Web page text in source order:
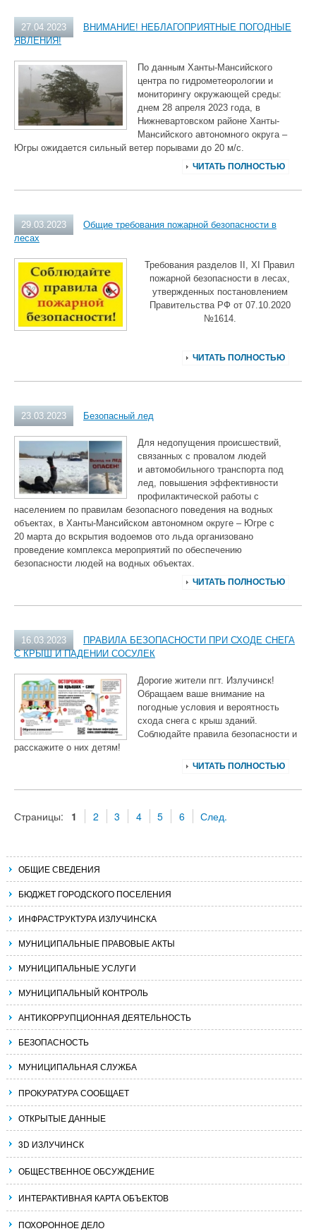
27.04.2023
ВНИМАНИЕ! НЕБЛАГОПРИЯТНЫЕ ПОГОДНЫЕ
ЯВЛЕНИЯ!
По данным Ханты-Мансийского
центра по гидрометеорологии и
мониторингу окружающей среды:
днем 28 апреля 2023 года, в
Нижневартовском районе Ханты-
Мансийского автономного округа –
Югры ожидается сильный ветер порывами до 20 м/с.
ЧИТАТЬ ПОЛНОСТЬЮ
29.03.2023
Общие требования пожарной безопасности в
лесах
Требования разделов II, XI Правил
пожарной безопасности в лесах,
утвержденных постановлением
Правительства РФ от 07.10.2020
№1614.
ЧИТАТЬ ПОЛНОСТЬЮ
23.03.2023 Безопасный лед
Для недопущения происшествий,
связанных с провалом людей
и автомобильного транспорта под
лед, повышения эффективности
профилактической работы с
населением по правилам безопасного поведения на водных
объектах, в Ханты-Мансийском автономном округе – Югре с
20 марта до вскрытия водоемов ото льда организовано
проведение комплекса мероприятий по обеспечению
безопасности людей на водных объектах.
ЧИТАТЬ ПОЛНОСТЬЮ
16.03.2023
ПРАВИЛА БЕЗОПАСНОСТИ ПРИ СХОДЕ СНЕГА
С КРЫШ И ПАДЕНИИ СОСУЛЕК
Дорогие жители пгт. Излучинск!
Обращаем ваше внимание на
погодные условия и вероятность
схода снега с крыш зданий.
Соблюдайте правила безопасности и
расскажите о них детям!
ЧИТАТЬ ПОЛНОСТЬЮ
Страницы: 1 2 3 4 5 6 След.
ОБЩИЕ СВЕДЕНИЯ
БЮДЖЕТ ГОРОДСКОГО ПОСЕЛЕНИЯ
ИНФРАСТРУКТУРА ИЗЛУЧИНСКА
МУНИЦИПАЛЬНЫЕ ПРАВОВЫЕ АКТЫ
МУНИЦИПАЛЬНЫЕ УСЛУГИ
МУНИЦИПАЛЬНЫЙ КОНТРОЛЬ
АНТИКОРРУПЦИОННАЯ ДЕЯТЕЛЬНОСТЬ
БЕЗОПАСНОСТЬ
МУНИЦИПАЛЬНАЯ СЛУЖБА
ПРОКУРАТУРА СООБЩАЕТ
ОТКРЫТЫЕ ДАННЫЕ
3D ИЗЛУЧИНСК
ОБЩЕСТВЕННОЕ ОБСУЖДЕНИЕ
ИНТЕРАКТИВНАЯ КАРТА ОБЪЕКТОВ
ПОХОРОННОЕ ДЕЛО